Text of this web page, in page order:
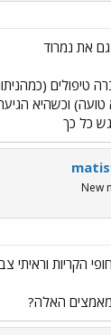
את נמרוד
טיפולים
וכשהיא
כל כך
New
הקריות וראיתי
האלה?